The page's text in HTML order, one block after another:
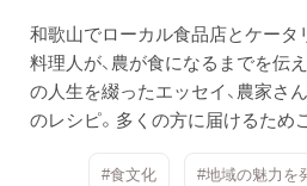
和歌山でローカル食品店とケータ
料理人が、農が食になるまでを伝
の人生を綴ったエッセイ、農家さ
のレシピ。多くの方に届けるため
#食文化 #地域の魅力を